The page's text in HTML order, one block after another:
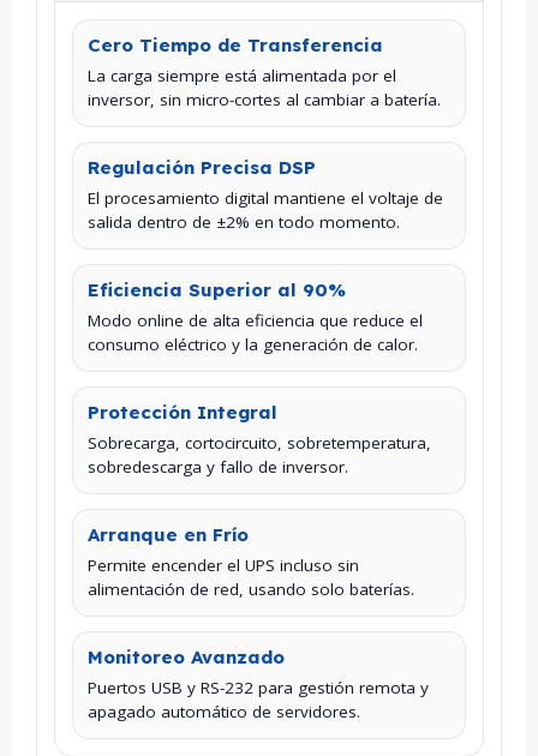
Cero Tiempo de Transferencia
La carga siempre está alimentada por el
inversor, sin micro-cortes al cambiar a batería.
Regulación Precisa DSP
El procesamiento digital mantiene el voltaje de
salida dentro de ±2% en todo momento.
Eficiencia Superior al 90%
Modo online de alta eficiencia que reduce el
consumo eléctrico y la generación de calor.
Protección Integral
Sobrecarga, cortocircuito, sobretemperatura,
sobredescarga y fallo de inversor.
Arranque en Frío
Permite encender el UPS incluso sin
alimentación de red, usando solo baterías.
Monitoreo Avanzado
Puertos USB y RS-232 para gestión remota y
apagado automático de servidores.